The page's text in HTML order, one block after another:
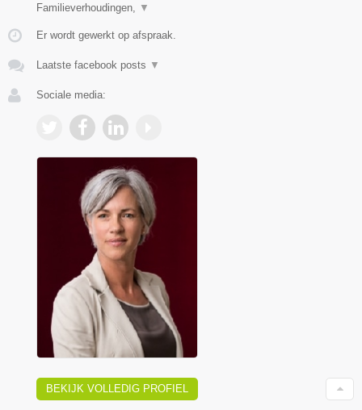
Familieverhoudingen, ▼
Er wordt gewerkt op afspraak.
Laatste facebook posts ▼
Sociale media:
BEKIJK VOLLEDIG PROFIEL